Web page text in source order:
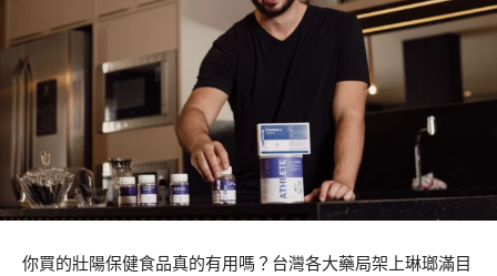
你買的壯陽保健食品真的有用嗎？台灣各大藥局架上琳瑯滿目